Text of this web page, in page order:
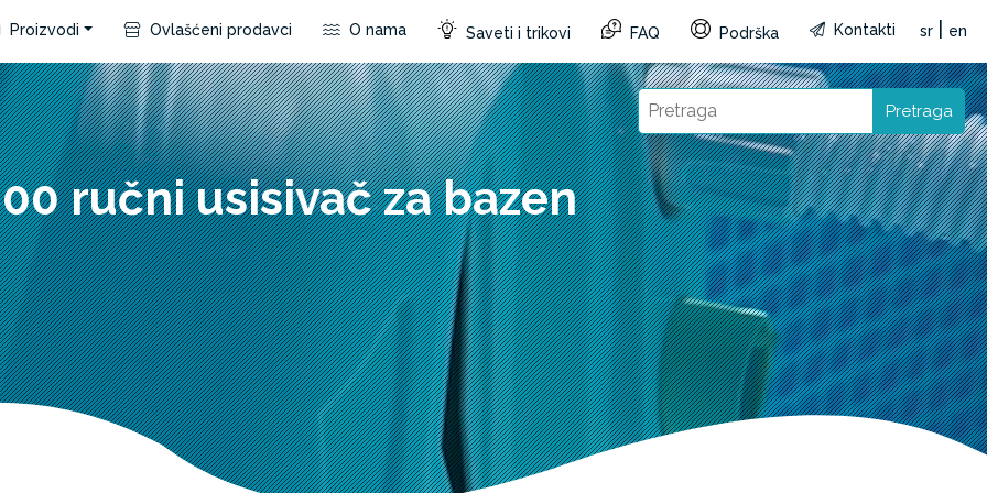
Proizvodi Ovlašćeni prodavci O nama Saveti i trikovi FAQ Podrška Kontakti sr en
Pretraga
ručni usisivač za bazen